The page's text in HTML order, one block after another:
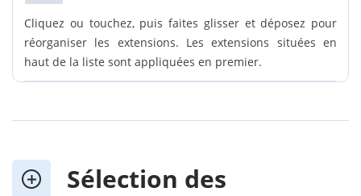
Cliquez ou touchez, puis faites glisser et déposez pour
réorganiser les extensions. Les extensions situées en
haut de la liste sont appliquées en premier.
Sélection des